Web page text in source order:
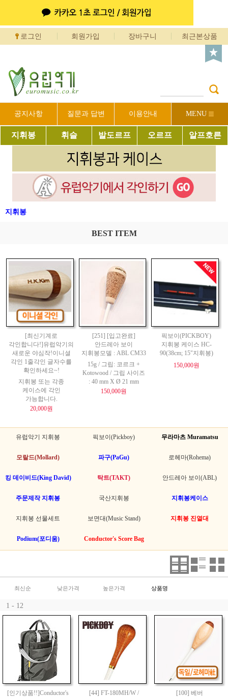
로그인 회원가입 장바구니 최근본상품
공지사항 질문과 답변 이용안내 MENU
지휘봉 휘슬 발도르프 오르프 알프호른
지휘봉
BEST ITEM
[최신기계로
각인합니다!]유럽악기의
새로운 야심작!이니셜
각인 1줄각인 글자수를
확인하세요~!
지휘봉 또는 각종
케이스에 각인
가능합니다.
20,000원
[251] [입고완료]
안드레아 보이
지휘봉모델 : ABL CM33
15g / 그립: 코르크 +
Kotowood / 그립 사이즈
: 40 mm X Ø 21 mm
150,000원
픽보이(PICKBOY)
지휘봉 케이스 HC-
90(38cm; 15"지휘봉)
150,000원
유럽악기 지휘봉 픽보이(Pickboy) 무라마츠 Muramatsu
모랄드(Mollard) 파구(PaGu) 로헤마(Rohema)
킹 데이비드(King David) 탁트(TAKT) 안드레아 보이(ABL)
주문제작 지휘봉 국산지휘봉 지휘봉케이스
지휘봉 선물세트 보면대(Music Stand) 지휘봉 진열대
Podium(포디움) Conductor's Score Bag
최신순 낮은가격 높은가격 상품명
1 - 12
[인기상품!!]Conductor's
[44] FT-180MH/W /
[100] 베버